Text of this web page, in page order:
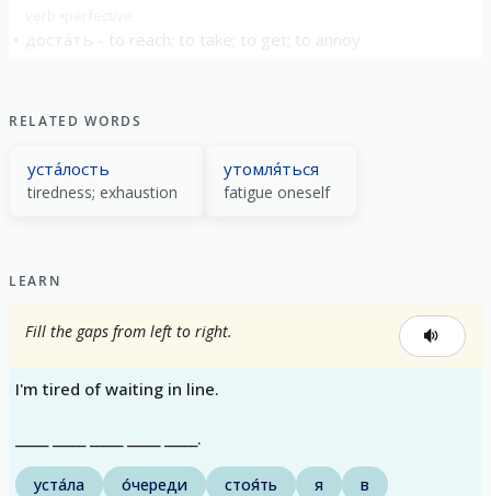
доста́ть
show all
RELATED WORDS
уста́лость
tiredness; exhaustion
утомля́ться
fatigue oneself
LEARN
Fill the gaps from left to right.
I'm tired of waiting in line.
_____ _____ _____ _____ _____.
уста́ла о́череди стоя́ть я в